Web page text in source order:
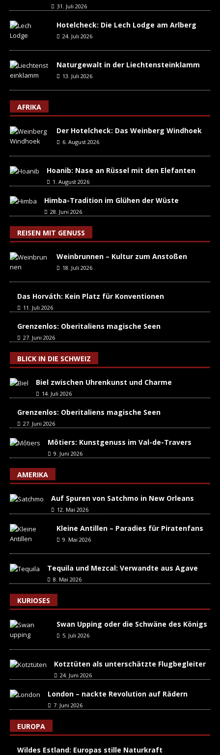
31. Juli 2026
Hotelcheck: Die Lech Lodge am Arlberg
24. Juli 2026
Naturgewalt in der Liechtensteinklamm
13. Juli 2026
AFRIKA
Der Hotelcheck: Das Weinberg Windhoek
6. August 2026
Hoanib: Nase an Rüssel mit den Elefanten
1. August 2026
Himba-Tradition im Glühen der Wüste
28. Juni 2026
REISEN MIT GENUSS
Weinbrunnen – Kultur zum Anstoßen
18. Juli 2026
Das Horváth: Kein Platz für Konventionen
11. Juli 2026
Grenzenlos: Oberitaliens magische Seen
27. Juni 2026
BLICK IN DIE SCHWEIZ
Biel zwischen Uhrenkunst und Charme
14. Juli 2026
Grenzenlos: Oberitaliens magische Seen
27. Juni 2026
Môtiers: Kunstgenuss im Val-de-Travers
9. Juni 2026
AMERIKA
Auf Spuren von Satchmo in New Orleans
12. Mai 2026
Kleine Antillen – Paradies für Piratenfans
9. Mai 2026
Tequila und Mezcal: Verwandte aus Agave
8. Mai 2026
KURIOSES
Swan Upping oder die Schwäne des Königs
5. Juli 2026
Kotztüten als unterschätzte Flugbegleiter
24. Juni 2026
London – nackte Revolution auf Rädern
7. Juni 2026
EUROPA
Wildes Estland: Europas stille Naturkraft